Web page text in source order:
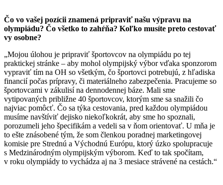
Čo vo vašej pozícii znamená pripraviť našu výpravu na
olympiádu? Čo všetko to zahŕňa? Koľko musíte preto cestovať
vy osobne?
„Mojou úlohou je pripraviť športovcov na olympiádu po tej
praktickej stránke – aby mohol olympijský výbor vďaka sponzorom
vypraviť tím na OH so všetkým, čo športovci potrebujú, z hľadiska
financií počas prípravy, či materiálneho zabezpečenia. Pracujeme so
športovcami v zákulisí na dennodennej báze. Mali sme
vytipovaných približne 40 športovcov, ktorým sme sa snažili čo
najviac pomôcť. Čo sa týka cestovania, pred každou olympiádou
musíme navštíviť dejisko niekoľkokrát, aby sme ho spoznali,
porozumeli jeho špecifikám a vedeli sa v ňom orientovať. U mňa je
to ešte znásobené tým, že som členkou poradnej marketingovej
komisie pre Strednú a Východnú Európu, ktorý úzko spolupracuje
s Medzinárodným olympijským výborom. Keď to tak spočítam,
v roku olympiády to vychádza aj na 3 mesiace strávené na cestách.“